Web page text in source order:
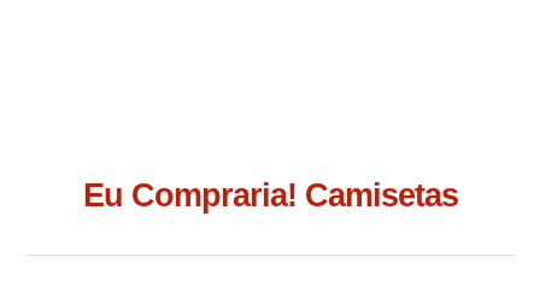
Eu Compraria! Camisetas